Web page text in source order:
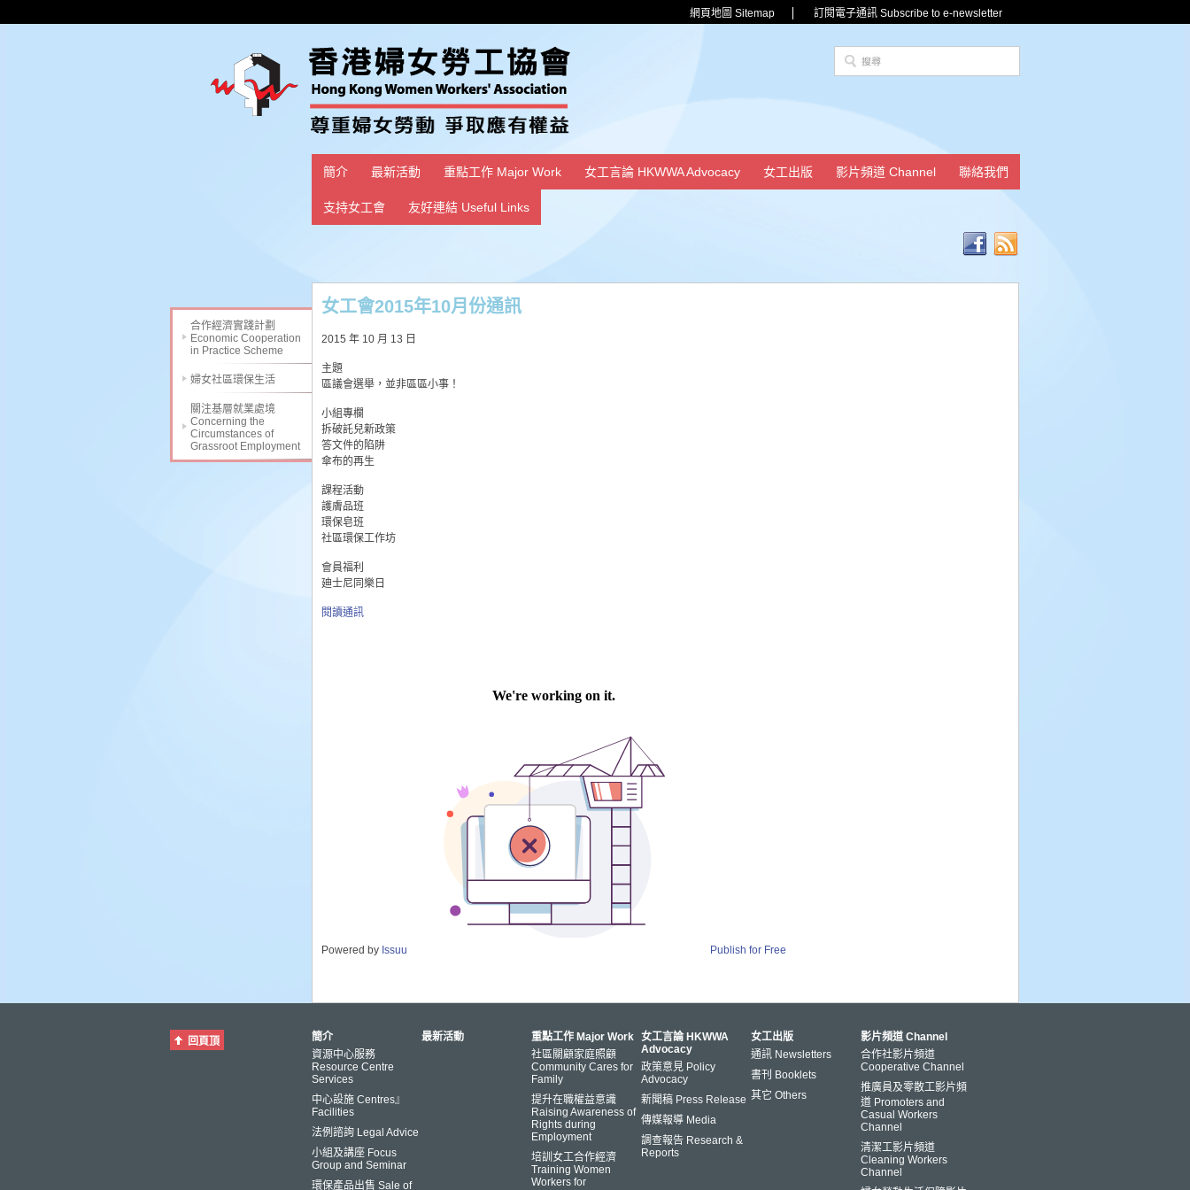
網頁地圖 Sitemap 訂閱電子通訊 Subscribe to e-newsletter
簡介 最新活動 重點工作 Major Work 女工言論 HKWWA Advocacy 女工出版 影片頻道 Channel 聯絡我們
支持女工會 友好連結 Useful Links
合作經濟實踐計劃
Economic Cooperation
in Practice Scheme
婦女社區環保生活
關注基層就業處境
Concerning the
Circumstances of
Grassroot Employment
女工會2015年10月份通訊
2015 年 10 月 13 日
主題
區議會選舉，並非區區小事！
小組專欄
拆破託兒新政策
答文件的陷阱
傘布的再生
課程活動
護膚品班
環保皂班
社區環保工作坊
會員福利
廸士尼同樂日
閱讀通訊
Powered by Issuu Publish for Free
回頁頂
簡介
資源中心服務
Resource Centre
Services
中心設施 Centres』
Facilities
法例諮詢 Legal Advice
小組及講座 Focus
Group and Seminar
環保產品出售 Sale of
最新活動
重點工作 Major Work
社區關顧家庭照顧
Community Cares for
Family
提升在職權益意識
Raising Awareness of
Rights during
Employment
培訓女工合作經濟
Training Women
Workers for
女工言論 HKWWA
Advocacy
政策意見 Policy
Advocacy
新聞稿 Press Release
傳媒報導 Media
調查報告 Research &
Reports
女工出版
通訊 Newsletters
書刊 Booklets
其它 Others
影片頻道 Channel
合作社影片頻道
Cooperative Channel
推廣員及零散工影片頻
道 Promoters and
Casual Workers
Channel
清潔工影片頻道
Cleaning Workers
Channel